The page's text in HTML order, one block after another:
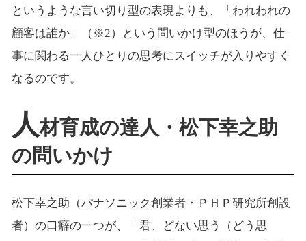
というような言い切り型の表現よりも、「われわれの
顧客は誰か」（※2）という問いかけ型のほうが、仕
事に関わる一人ひとりの思考にスイッチが入りやすく
なるのです。
人材育成の達人・松下幸之助
の問いかけ
松下幸之助（パナソニック創業者・ＰＨＰ研究所創設
者）の口癖の一つが、「君、どない思う（どう思